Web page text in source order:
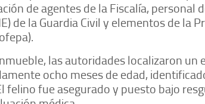
de agentes de la Fiscalía, personal
de la Guardia Civil y elementos de la
las autoridades localizaron un
ocho meses de edad,
felino fue asegurado y puesto bajo